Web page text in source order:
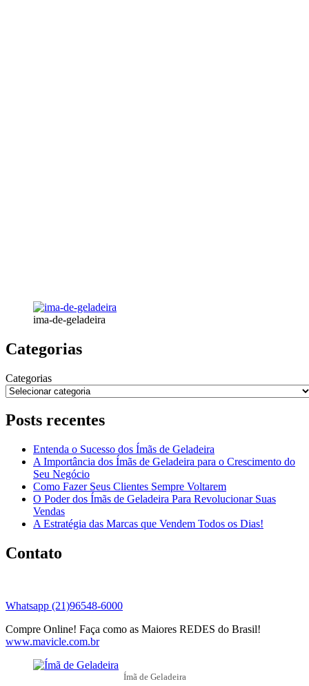
ima-de-geladeira
Categorias
Categorias
Posts recentes
Entenda o Sucesso dos Ímãs de Geladeira
A Importância dos Ímãs de Geladeira para o Crescimento do
Seu Negócio
Como Fazer Seus Clientes Sempre Voltarem
O Poder dos Ímãs de Geladeira Para Revolucionar Suas
Vendas
A Estratégia das Marcas que Vendem Todos os Dias!
Contato
Whatsapp (21)96548-6000
Compre Online! Faça como as Maiores REDES do Brasil!
www.mavicle.com.br
Ímã de Geladeira